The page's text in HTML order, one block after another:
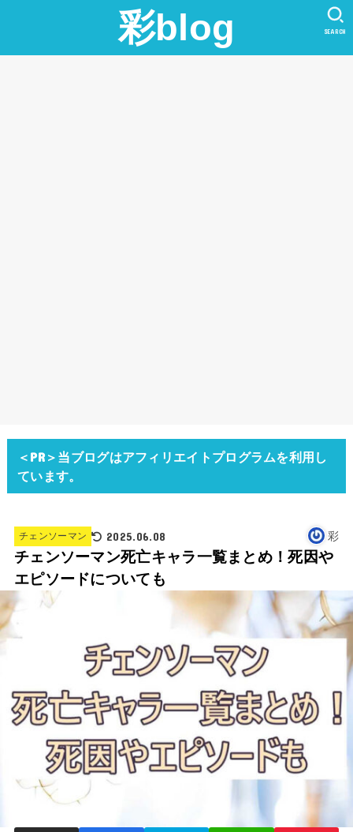
彩blog SEARCH
＜PR＞当ブログはアフィリエイトプログラムを利用し
ています。
チェンソーマン 2025.06.08 彩
チェンソーマン死亡キャラ一覧まとめ！死因や
エピソードについても